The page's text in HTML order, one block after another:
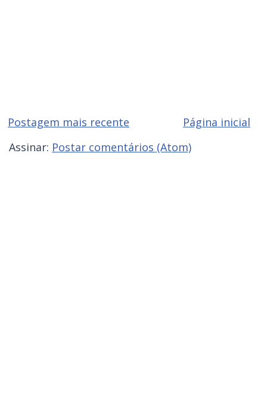
Postagem mais recente
Página inicial
Assinar: Postar comentários (Atom)